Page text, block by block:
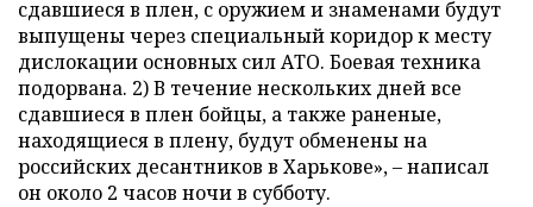
сдавшиеся в плен, с оружием и знаменами будут
выпущены через специальный коридор к месту
дислокации основных сил АТО. Боевая техника
подорвана. 2) В течение нескольких дней все
сдавшиеся в плен бойцы, а также раненые,
находящиеся в плену, будут обменены на
российских десантников в Харькове», – написал
он около 2 часов ночи в субботу.